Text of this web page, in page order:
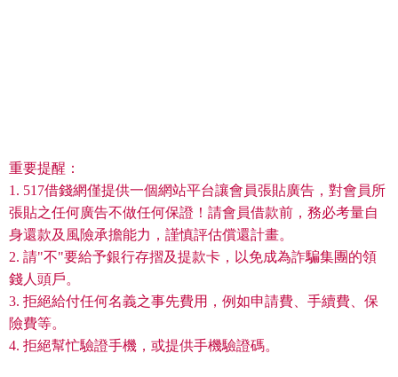
重要提醒：
1. 517借錢網僅提供一個網站平台讓會員張貼廣告，對會員所
張貼之任何廣告不做任何保證！請會員借款前，務必考量自
身還款及風險承擔能力，謹慎評估償還計畫。
2. 請"不"要給予銀行存摺及提款卡，以免成為詐騙集團的領
錢人頭戶。
3. 拒絕給付任何名義之事先費用，例如申請費、手續費、保
險費等。
4. 拒絕幫忙驗證手機，或提供手機驗證碼。